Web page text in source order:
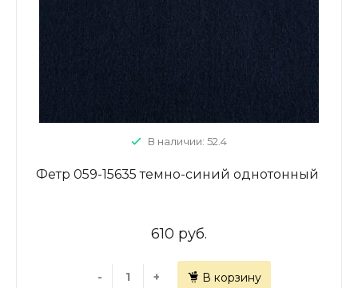
В наличии: 52.4
Фетр 059-15635 темно-синий однотонный
610 руб.
- + В корзину